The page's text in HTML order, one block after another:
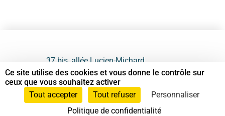
37 bis, allée Lucien-Michard
93190 Livry-Gargan
06 61 87 28 09
Ce site utilise des cookies et vous donne le contrôle sur
ceux que vous souhaitez activer
Tout accepter
Tout refuser
Personnaliser
Politique de confidentialité